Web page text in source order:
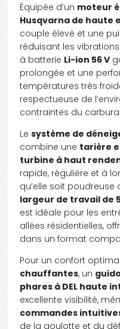
Équipée d’un moteur
Husqvarna de haute
couple élevé et une
réduisant les
à batterie Li-ion 56 V
prolongée et une
températures très
respectueuse de
contraintes du
Le système de
combine une tarière
turbine à haut
rapide, régulière et à
qu’elle soit
largeur de travail de
est idéale pour les
allées résidentielles,
dans un format
Pour un confort
chauffantes, un
phares à DEL haute
excellente visibilité,
commandes
de la goulotte et du

- DÉCOUVREZ
POUR
BON PRIX ET
Carrier Sports,
boutique en ligne
Sam y sont
reste, un
téléphone, Zoom
poser vos
de notreService+
personnalisé —